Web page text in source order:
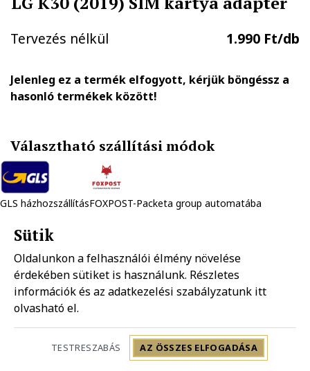
Tervezés nélkül 1.990 Ft/db
Jelenleg ez a termék elfogyott, kérjük böngéssz a
hasonló termékek között!
Választható szállítási módok
GLS házhozszállításFOXPOST-Packeta group automatába
Mpl házhozszállítás
1.990 Ft
Mpl postapont
1.490 Ft
Szállítás: 2-5 munkanap
LG K30 (2019) SIM kártya
Sütik
Oldalunkon a felhasználói élmény növelése
érdekében sütiket is használunk. Részletes
információk és az adatkezelési szabályzatunk itt
olvasható el.
TESTRESZABÁS AZ ÖSSZES ELFOGADÁSA